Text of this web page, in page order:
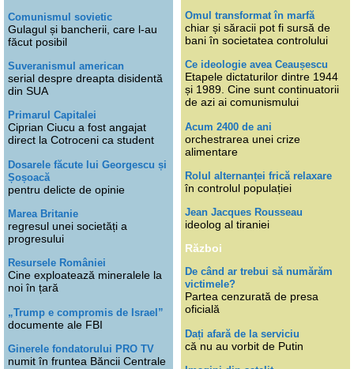
Comunismul sovietic
Gulagul și bancherii, care l-au
făcut posibil
Suveranismul american
serial despre dreapta disidentă
din SUA
Primarul Capitalei
Ciprian Ciucu a fost angajat
direct la Cotroceni ca student
Dosarele făcute lui Georgescu și
Șoșoacă
pentru delicte de opinie
Marea Britanie
regresul unei societăți a
progresului
Resursele României
Cine exploatează mineralele la
noi în țară
„Trump e compromis de Israel”
documente ale FBI
Ginerele fondatorului PRO TV
numit în fruntea Băncii Centrale
Omul transformat în marfă
chiar și săracii pot fi sursă de
bani în societatea controlului
Ce ideologie avea Ceaușescu
Etapele dictaturilor dintre 1944
și 1989. Cine sunt continuatorii
de azi ai comunismului
Acum 2400 de ani
orchestrarea unei crize
alimentare
Rolul alternanței frică relaxare
în controlul populației
Jean Jacques Rousseau
ideolog al tiraniei
Război
De când ar trebui să numărăm
victimele?
Partea cenzurată de presa
oficială
Dați afară de la serviciu
că nu au vorbit de Putin